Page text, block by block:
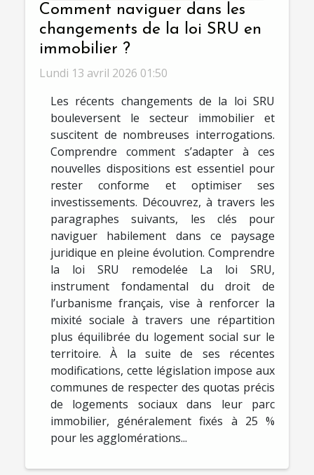
Comment naviguer dans les
changements de la loi SRU en
immobilier ?
Lundi 13 avril 2026 01:50
Les récents changements de la loi SRU
bouleversent le secteur immobilier et
suscitent de nombreuses interrogations.
Comprendre comment s’adapter à ces
nouvelles dispositions est essentiel pour
rester conforme et optimiser ses
investissements. Découvrez, à travers les
paragraphes suivants, les clés pour
naviguer habilement dans ce paysage
juridique en pleine évolution. Comprendre
la loi SRU remodelée La loi SRU,
instrument fondamental du droit de
l’urbanisme français, vise à renforcer la
mixité sociale à travers une répartition
plus équilibrée du logement social sur le
territoire. À la suite de ses récentes
modifications, cette législation impose aux
communes de respecter des quotas précis
de logements sociaux dans leur parc
immobilier, généralement fixés à 25 %
pour les agglomérations...